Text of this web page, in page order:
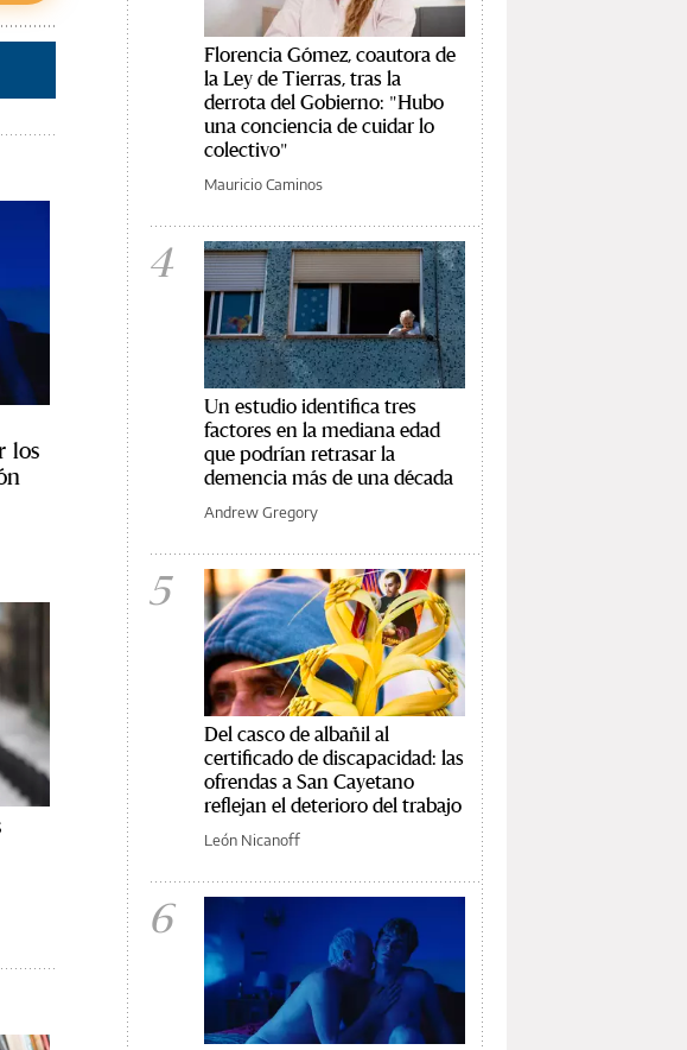
los
Florencia Gómez, coautora de
la Ley de Tierras, tras la
derrota del Gobierno: "Hubo
una conciencia de cuidar lo
colectivo"
Mauricio Caminos
4
Un estudio identifica tres
factores en la mediana edad
que podrían retrasar la
demencia más de una década
Andrew Gregory
5
Del casco de albañil al
certificado de discapacidad: las
ofrendas a San Cayetano
reflejan el deterioro del trabajo
León Nicanoff
6